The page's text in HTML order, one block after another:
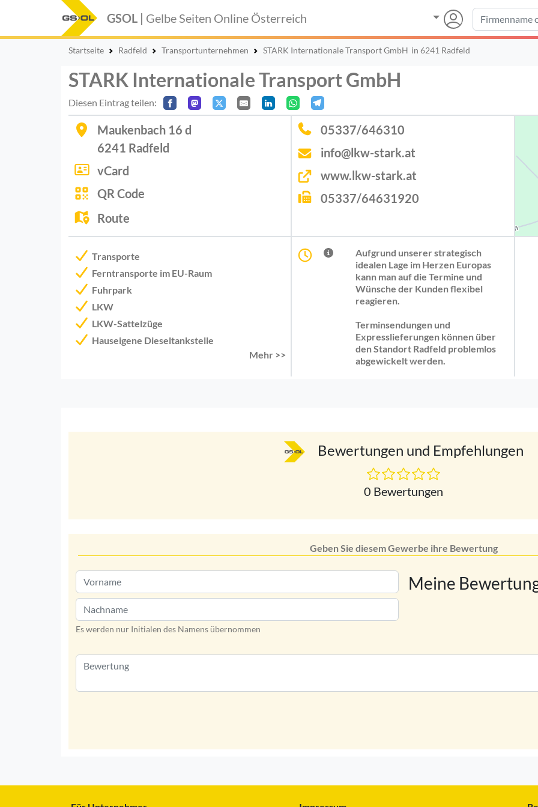
GSOL | Gelbe Seiten Online Österreich
Startseite Radfeld Transportunternehmen STARK Internationale Transport GmbH in 6241 Radfeld
STARK Internationale Transport GmbH
Diesen Eintrag teilen:
Maukenbach 16 d
6241 Radfeld
vCard
QR Code
Route
05337/646310
info@lkw-stark.at
www.lkw-stark.at
05337/64631920
Transporte
Ferntransporte im EU-Raum
Fuhrpark
LKW
LKW-Sattelzüge
Hauseigene Dieseltankstelle
Mehr >>
Aufgrund unserer strategisch
idealen Lage im Herzen Europas
kann man auf die Termine und
Wünsche der Kunden flexibel
reagieren.
Terminsendungen und
Expresslieferungen können über
den Standort Radfeld problemlos
abgewickelt werden.
Bewertungen und Empfehlungen
0 Bewertungen
Geben Sie diesem Gewerbe ihre Bewertung
Es werden nur Initialen des Namens übernommen
Meine